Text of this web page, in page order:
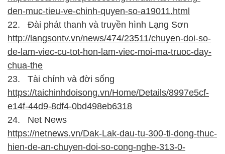
den-muc-tieu-ve-chinh-quyen-so-a19011.html
22.
Đài phát thanh và truyền hình Lạng Sơn
http://langsontv.vn/news/474/23511/chuyen-doi-so-
de-lam-viec-cu-tot-hon-lam-viec-moi-ma-truoc-day-
chua-the
23.
Tài chính và đời sống
https://taichinhdoisong.vn/Home/Details/8997e5cf-
e14f-44d9-8df4-0bd498eb6318
24.
Net News
https://netnews.vn/Dak-Lak-dau-tu-300-ti-dong-thuc-
hien-de-an-chuyen-doi-so-cong-nghe-313-0-